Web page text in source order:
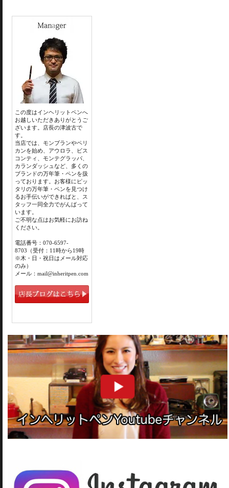
この度はインヘリットペンへ
お越しいただきありがとうご
ざいます。店長の津波古で
す。
当店では、モンブランやペリ
カンを始め、アウロラ、ビス
コンティ、モンテグラッパ、
カランダッシュなど、多くの
ブランドの万年筆・ペンを扱
っております。お客様にピッ
タリの万年筆・ペンを見つけ
るお手伝いができればと、ス
タッフ一同全力でがんばって
います。
ご不明な点はお気軽にお訪ね
ください。
電話番号：070-6597-
8703（受付：11時から19時
※木・日・祝日はメール対応
のみ）
メール：mail@inheritpen.com